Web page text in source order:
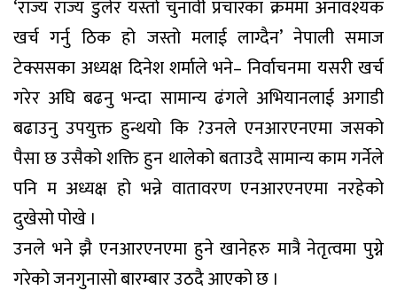
‘राज्य राज्य डुलेर यस्तो चुनावी प्रचारका क्रममा अनावश्यक
खर्च गर्नु ठिक हो जस्तो मलाई लाग्दैन’ नेपाली समाज
टेक्ससका अध्यक्ष दिनेश शर्माले भने– निर्वाचनमा यसरी खर्च
गरेर अघि बढनु भन्दा सामान्य ढंगले अभियानलाई अगाडी
बढाउनु उपयुक्त हुन्थयो कि ?उनले एनआरएनएमा जसको
पैसा छ उसैको शक्ति हुन थालेको बताउदै सामान्य काम गर्नेले
पनि म अध्यक्ष हो भन्ने वातावरण एनआरएनएमा नरहेको
दुखेसो पोखे ।
उनले भने झै एनआरएनएमा हुने खानेहरु मात्रै नेतृत्वमा पुग्ने
गरेको जनगुनासो बारम्बार उठदै आएको छ ।